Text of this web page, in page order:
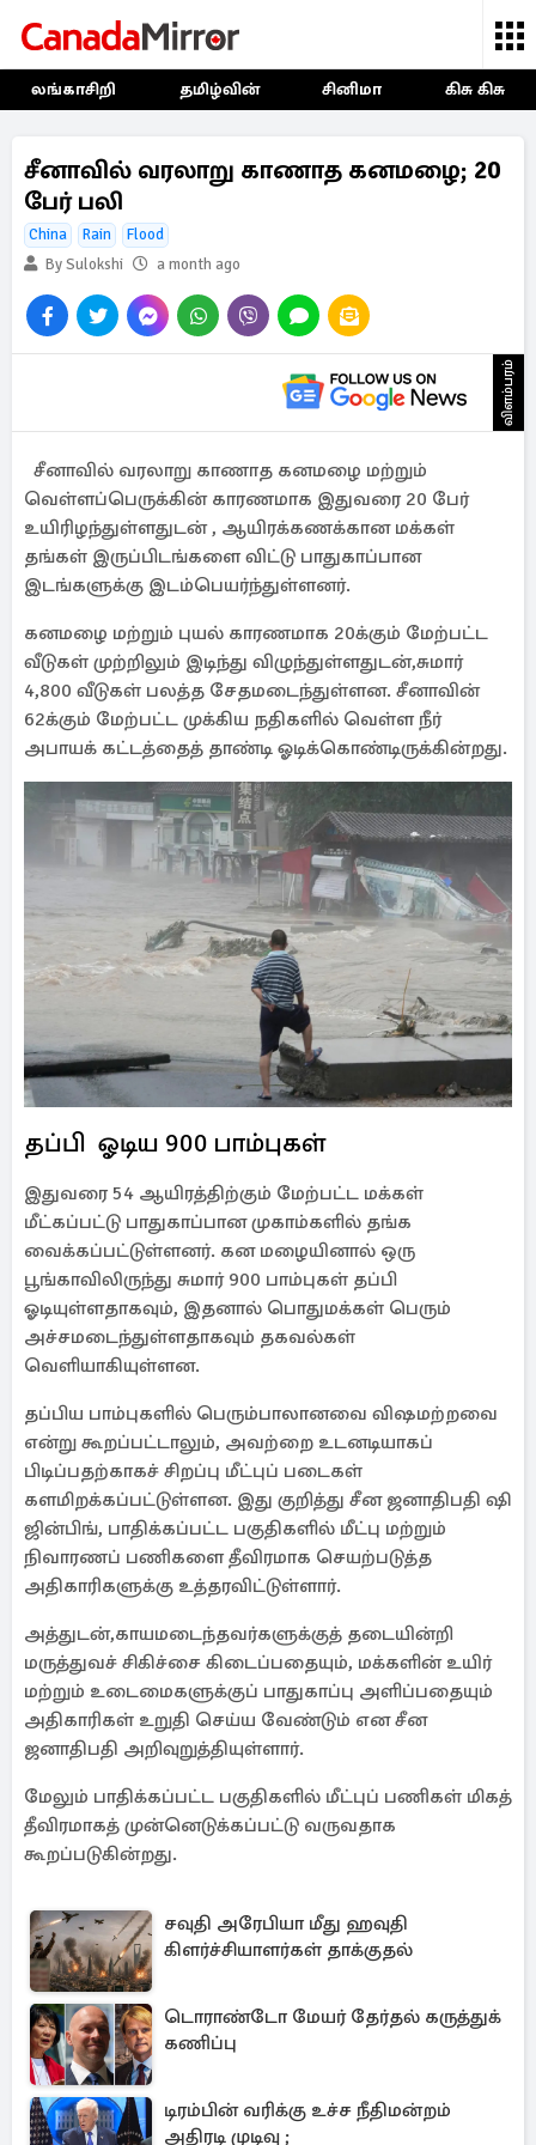
லங்காசிறி தமிழ்வின் சினிமா கிசு கிசு
சீனாவில் வரலாறு காணாத கனமழை; 20
பேர் பலி
China Rain
Flood
By Sulokshi
a month ago
விளம்பரம்
சீனாவில் வரலாறு காணாத கனமழை மற்றும்
வெள்ளப்பெருக்கின் காரணமாக இதுவரை 20 பேர்
உயிரிழந்துள்ளதுடன் , ஆயிரக்கணக்கான மக்கள்
தங்கள் இருப்பிடங்களை விட்டு பாதுகாப்பான
இடங்களுக்கு இடம்பெயர்ந்துள்ளனர்.
கனமழை மற்றும் புயல் காரணமாக 20க்கும் மேற்பட்ட
வீடுகள் முற்றிலும் இடிந்து விழுந்துள்ளதுடன்,சுமார்
4,800 வீடுகள் பலத்த சேதமடைந்துள்ளன. சீனாவின்
62க்கும் மேற்பட்ட முக்கிய நதிகளில் வெள்ள நீர்
அபாயக் கட்டத்தைத் தாண்டி ஓடிக்கொண்டிருக்கின்றது.
தப்பி ஓடிய 900 பாம்புகள்
இதுவரை 54 ஆயிரத்திற்கும் மேற்பட்ட மக்கள்
மீட்கப்பட்டு பாதுகாப்பான முகாம்களில் தங்க
வைக்கப்பட்டுள்ளனர். கன மழையினால் ஒரு
பூங்காவிலிருந்து சுமார் 900 பாம்புகள் தப்பி
ஓடியுள்ளதாகவும், இதனால் பொதுமக்கள் பெரும்
அச்சமடைந்துள்ளதாகவும் தகவல்கள்
வெளியாகியுள்ளன.
தப்பிய பாம்புகளில் பெரும்பாலானவை விஷமற்றவை
என்று கூறப்பட்டாலும், அவற்றை உடனடியாகப்
பிடிப்பதற்காகச் சிறப்பு மீட்புப் படைகள்
களமிறக்கப்பட்டுள்ளன. இது குறித்து சீன ஜனாதிபதி ஷி
ஜின்பிங், பாதிக்கப்பட்ட பகுதிகளில் மீட்பு மற்றும்
நிவாரணப் பணிகளை தீவிரமாக செயற்படுத்த
அதிகாரிகளுக்கு உத்தரவிட்டுள்ளார்.
அத்துடன்,காயமடைந்தவர்களுக்குத் தடையின்றி
மருத்துவச் சிகிச்சை கிடைப்பதையும், மக்களின் உயிர்
மற்றும் உடைமைகளுக்குப் பாதுகாப்பு அளிப்பதையும்
அதிகாரிகள் உறுதி செய்ய வேண்டும் என சீன
ஜனாதிபதி அறிவுறுத்தியுள்ளார்.
மேலும் பாதிக்கப்பட்ட பகுதிகளில் மீட்புப் பணிகள் மிகத்
தீவிரமாகத் முன்னெடுக்கப்பட்டு வருவதாக
கூறப்படுகின்றது.
சவுதி அரேபியா மீது ஹவுதி
கிளர்ச்சியாளர்கள் தாக்குதல்
டொராண்டோ மேயர் தேர்தல் கருத்துக்
கணிப்பு
டிரம்பின் வரிக்கு உச்ச நீதிமன்றம்
அதிரடி முடிவு ;